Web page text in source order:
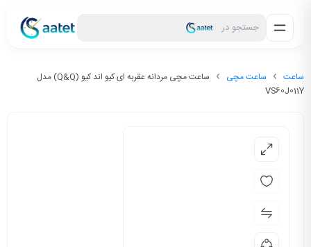
جستجو در
ساعت ساعت مچی
ساعت مچی مردانه عقربه ای کیو اند کیو (Q&Q) مدل
VS60J011Y